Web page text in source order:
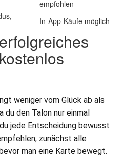
empfohlen
In-App-Käufe möglich
weniger vom Glück ab als
du den Talon nur einmal
jede Entscheidung bewusst
zunächst alle
man eine Karte bewegt.